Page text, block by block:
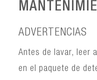
ADVERTENCIAS
Antes de lavar, leer
en el paquete de